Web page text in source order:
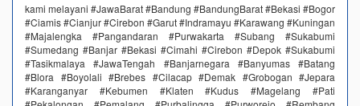
kami melayani #JawaBarat #Bandung #BandungBarat #Bekasi #Bogor
#Ciamis #Cianjur #Cirebon #Garut #Indramayu #Karawang #Kuningan
#Majalengka #Pangandaran #Purwakarta #Subang #Sukabumi
#Sumedang #Banjar #Bekasi #Cimahi #Cirebon #Depok #Sukabumi
#Tasikmalaya #JawaTengah #Banjarnegara #Banyumas #Batang
#Blora #Boyolali #Brebes #Cilacap #Demak #Grobogan #Jepara
#Karanganyar #Kebumen #Klaten #Kudus #Magelang #Pati